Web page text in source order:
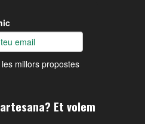
Et volem